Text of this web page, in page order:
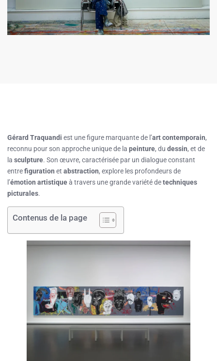
Gérard Traquandi est une figure marquante de l’art contemporain,
reconnu pour son approche unique de la peinture, du dessin, et de
la sculpture. Son œuvre, caractérisée par un dialogue constant
entrefiguration et abstraction, explore les profondeurs de
l’émotion artistiqueà travers une grande variété detechniques
picturales.
Contenus de la page